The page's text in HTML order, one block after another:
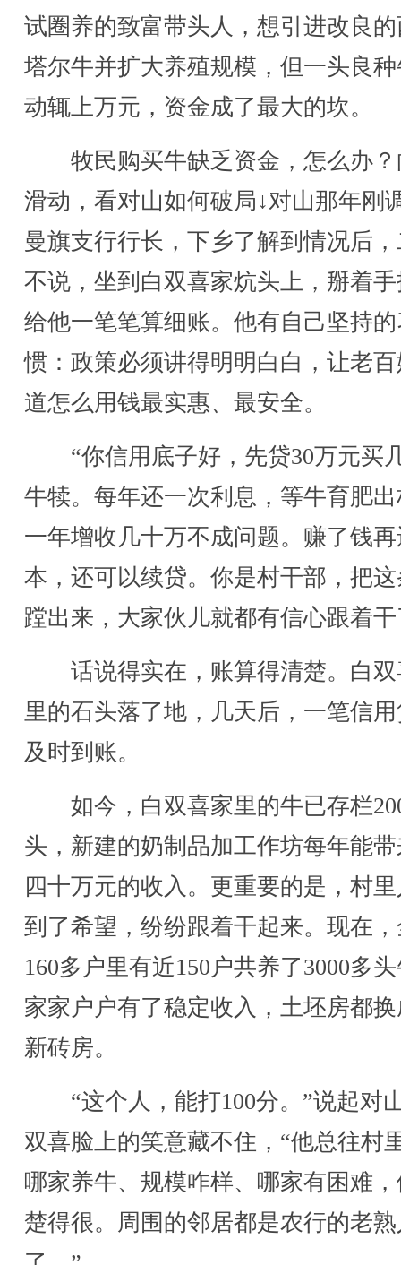
试圈养的致富带头人，想引进改良
塔尔牛并扩大养殖规模，但一头良
动辄上万元，资金成了最大的坎。
牧民购买牛缺乏资金，怎么办？
滑动，看对山如何破局↓对山那年刚
曼旗支行行长，下乡了解到情况后
不说，坐到白双喜家炕头上，掰着
给他一笔笔算细账。他有自己坚持
惯：政策必须讲得明明白白，让老
道怎么用钱最实惠、最安全。
“你信用底子好，先贷30万元买
牛犊。每年还一次利息，等牛育肥
一年增收几十万不成问题。赚了钱
本，还可以续贷。你是村干部，把
蹚出来，大家伙儿就都有信心跟着干
话说得实在，账算得清楚。白双
里的石头落了地，几天后，一笔信
及时到账。
如今，白双喜家里的牛已存栏
头，新建的奶制品加工作坊每年能
四十万元的收入。更重要的是，村
到了希望，纷纷跟着干起来。现在
160多户里有近150户共养了3000多
家家户户有了稳定收入，土坯房都
新砖房。
“这个人，能打100分。”说起对
双喜脸上的笑意藏不住，“他总往村
哪家养牛、规模咋样、哪家有困难
楚得很。周围的邻居都是农行的老